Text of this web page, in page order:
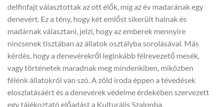
delfinfajt választottak az ott élők, míg az év madarának egy
denevért. Ez a tény, hogy két emlőst sikerült halnak és
madárnak választani, jelzi, hogy az emberek mennyire
nincsenek tisztában az állatok osztályba sorolásával. Más
kérdés, hogy a denevérekről leginkább félrevezető mesék,
vagy történetek maradnak meg mindenkiben, miközben
félénk állatokról van szó. A zöld iroda éppen a tévedések
eloszlatásáért és a denevérek védelme érdekében szervezett
egy tájékoztató előadást a Kulturális Szalonba.